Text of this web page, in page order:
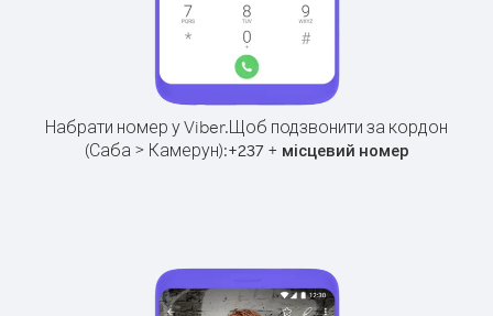
Набрати номер у Viber.Щоб подзвонити за кордон
(Саба > Камерун):+237+ місцевий номер